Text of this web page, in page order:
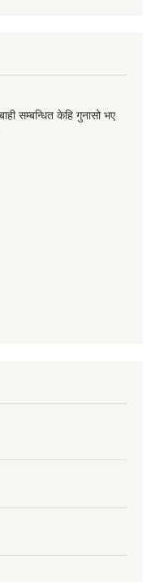
सम्बन्धित केहि गुनासो भए